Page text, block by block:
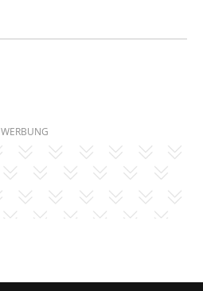
WERBUNG